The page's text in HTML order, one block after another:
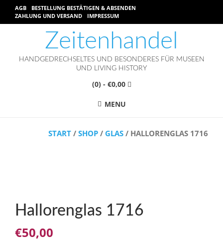
AGB
BESTELLUNG BESTÄTIGEN & ABSENDEN
ZAHLUNG UND VERSAND
IMPRESSUM
Zeitenhandel
HANDGEDRECHSELTES UND BESONDERES FÜR MUSEEN
UND LIVING HISTORY
(0)- €0,00
MENU
START / SHOP / GLAS / HALLORENGLAS 1716
Hallorenglas 1716
€50,00